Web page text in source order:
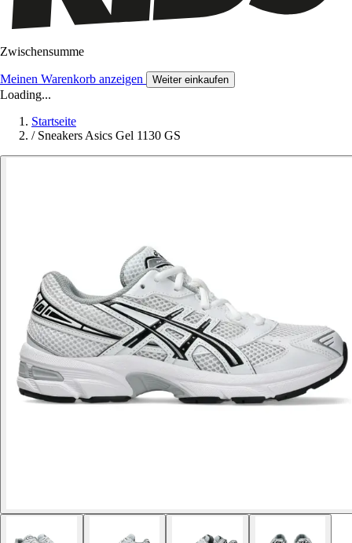
Zwischensumme
Meinen Warenkorb anzeigen Weiter einkaufen
Loading...
Startseite
/ Sneakers Asics Gel 1130 GS